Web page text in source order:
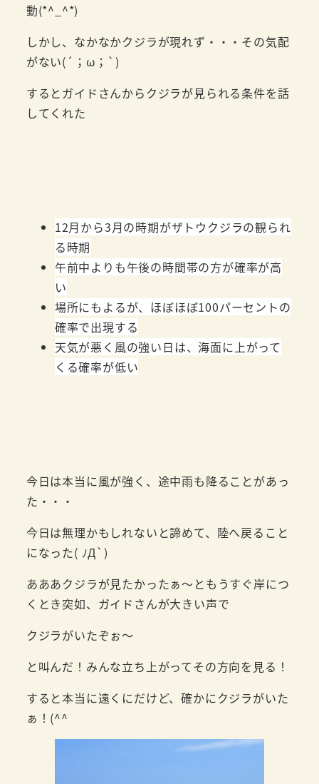
動(*^_^*)
しかし、なかなかクジラが現れず・・・その気配
がない(´；ω；`)
するとガイドさんからクジラが見られる条件を話
してくれた
12月から3月の時期がザトウクジラの観られ
る時期
午前中よりも午後の時間帯の方が確率が高
い
場所にもよるが、ほぼほぼ100パーセントの
確率で出現する
天気が悪く風の強い日は、海面に上がって
くる確率が低い
今日は本当に風が強く、途中雨も降ることがあっ
た・・・
今日は無理かもしれないと諦めて、陸へ戻ること
になった( ﾉД`)
あああクジラが見たかったぁ～ともうすぐ岸につ
くとき突如、ガイドさんが大きい声で
クジラがいたぞぉ～
と叫んだ！みんな立ち上がってその方向を見る！
すると本当に遠くにだけど、確かにクジラがいた
ぁ！(^^